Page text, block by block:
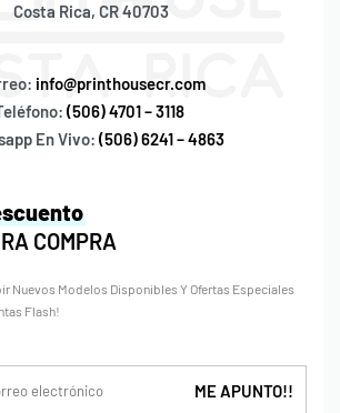
Costa Rica, CR 40703
info@printhousecr.com
(506) 4701 – 3118
En Vivo: (506) 6241 – 4863
COMPRA
Nuevos Modelos Disponibles Y Ofertas Especiales
Flash!